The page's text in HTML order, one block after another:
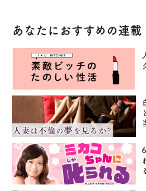
あなたにおすすめの連載